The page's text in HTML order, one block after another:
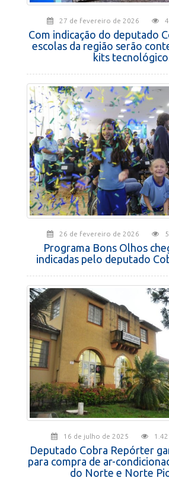
27 de fevereiro de 2026
Com indicação do deputado
escolas da região serão
kits
26 de fevereiro de 2026
Programa Bons Olhos
indicadas pelo deputado
16 de julho de 2025
Deputado Cobra Repórter
para compra de ar-
do Norte e Norte